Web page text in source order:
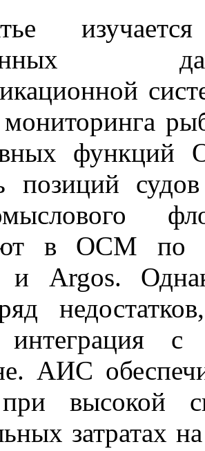
изучается
мониторинга
функций
позиций
в ОСМ по
и Argos.
АИС
высокой
затратах